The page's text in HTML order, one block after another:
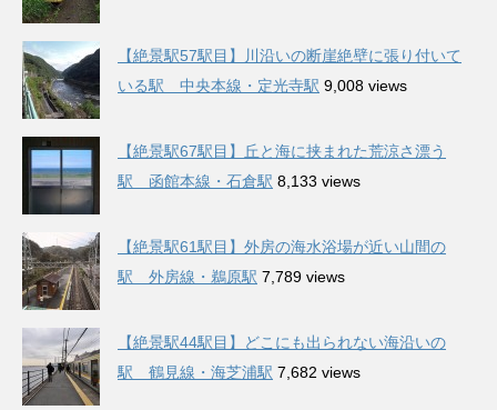
【絶景駅57駅目】川沿いの断崖絶壁に張り付いて
いる駅 中央本線・定光寺駅 9,008 views
【絶景駅67駅目】丘と海に挟まれた荒涼さ漂う
駅 函館本線・石倉駅 8,133 views
【絶景駅61駅目】外房の海水浴場が近い山間の
駅 外房線・鵜原駅 7,789 views
【絶景駅44駅目】どこにも出られない海沿いの
駅 鶴見線・海芝浦駅 7,682 views